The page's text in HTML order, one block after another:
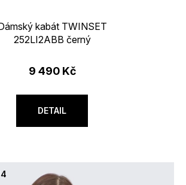
kabát TWINSET
252LI2ABB černý
9 490 Kč
DETAIL